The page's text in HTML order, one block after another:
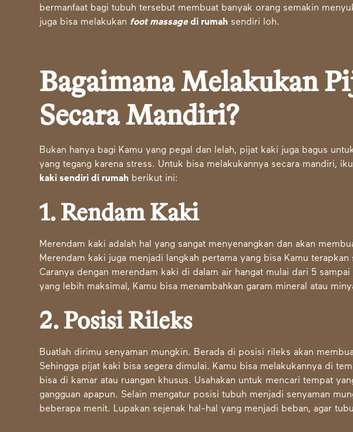
bermanfaat bagi tubuh tersebut membuat banyak orang semakin
juga bisa melakukan foot massagedi rumah sendiri loh.
Bagaimana Melakukan
Secara Mandiri?
Bukan hanya bagi Kamu yang pegal dan lelah, pijat kaki juga bagus
yang tegang karena stress. Untuk bisa melakukannya secara mandiri,
kaki sendiri di rumah berikut ini:
1. Rendam Kaki
Merendam kaki adalah hal yang sangat menyenangkan dan akan
Merendam kaki juga menjadi langkah pertama yang bisa Kamu
Caranya dengan merendam kaki di dalam air hangat mulai dari 5
yang lebih maksimal, Kamu bisa menambahkan garam mineral atau
2. Posisi Rileks
Buatlah dirimu senyaman mungkin. Berada di posisi rileks akan
Sehingga pijat kaki bisa segera dimulai. Kamu bisa melakukannya di
bisa di kamar atau ruangan khusus. Usahakan untuk mencari tempat
gangguan apapun. Selain mengatur posisi tubuh menjadi senyaman
beberapa menit. Lupakan sejenak hal-hal yang menjadi beban, agar